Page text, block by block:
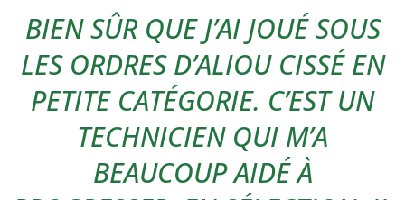
BIEN SÛR QUE J’AI JOUÉ SOUS
LES ORDRES D’ALIOU CISSÉ EN
PETITE CATÉGORIE. C’EST UN
TECHNICIEN QUI M’A
BEAUCOUP AIDÉ À